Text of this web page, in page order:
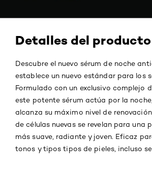
Detalles del producto
Descubre el nuevo sérum de noche
establece un nuevo estándar para los
Formulado con un exclusivo complejo
este potente sérum actúa por la
alcanza su máximo nivel de
de células nuevas se revelan para una
más suave, radiante y joven. Eficaz
tonos y tipos tipos de pieles, incluso